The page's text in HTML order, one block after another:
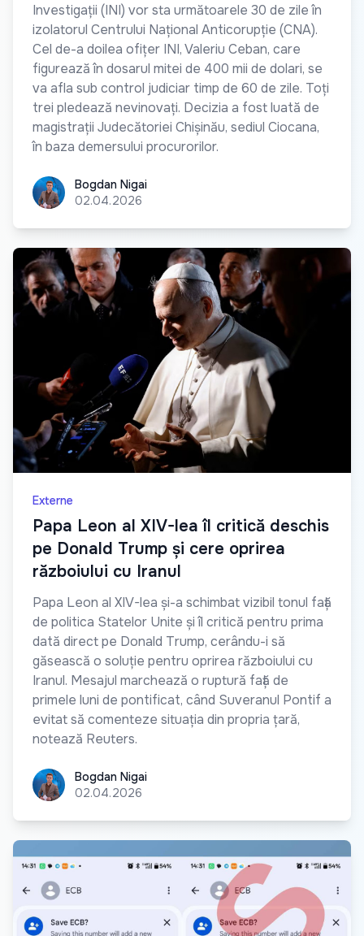
Investigații (INI) vor sta următoarele 30 de zile în
izolatorul Centrului Național Anticorupție (CNA).
Cel de-a doilea ofițer INI, Valeriu Ceban, care
figurează în dosarul mitei de 400 mii de dolari, se
va afla sub control judiciar timp de 60 de zile. Toți
trei pledează nevinovați. Decizia a fost luată de
magistrații Judecătoriei Chișinău, sediul Ciocana,
în baza demersului procurorilor.
Bogdan NigaiBogdan Nigai
02.04.2026
Externe
Papa Leon al XIV-lea îl critică deschis
pe Donald Trump și cere oprirea
războiului cu Iranul
Papa Leon al XIV-lea și-a schimbat vizibil tonul față
de politica Statelor Unite și îl critică pentru prima
dată direct pe Donald Trump, cerându-i să
găsească o soluție pentru oprirea războiului cu
Iranul. Mesajul marchează o ruptură față de
primele luni de pontificat, când Suveranul Pontif a
evitat să comenteze situația din propria țară,
notează Reuters.
Bogdan NigaiBogdan Nigai
02.04.2026